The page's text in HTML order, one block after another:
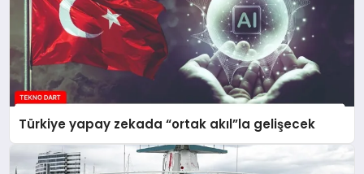
Türkiye yapay zekada “ortak akıl”la gelişecek